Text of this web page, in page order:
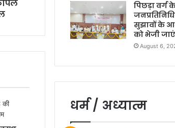
पिछड़ा वर्ग
सुझावों के
को भेजी
August 6,
धर्म / अध्यात्म